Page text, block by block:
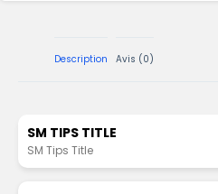
Description Avis (0)
SM TIPS TITLE
SM Tips Title